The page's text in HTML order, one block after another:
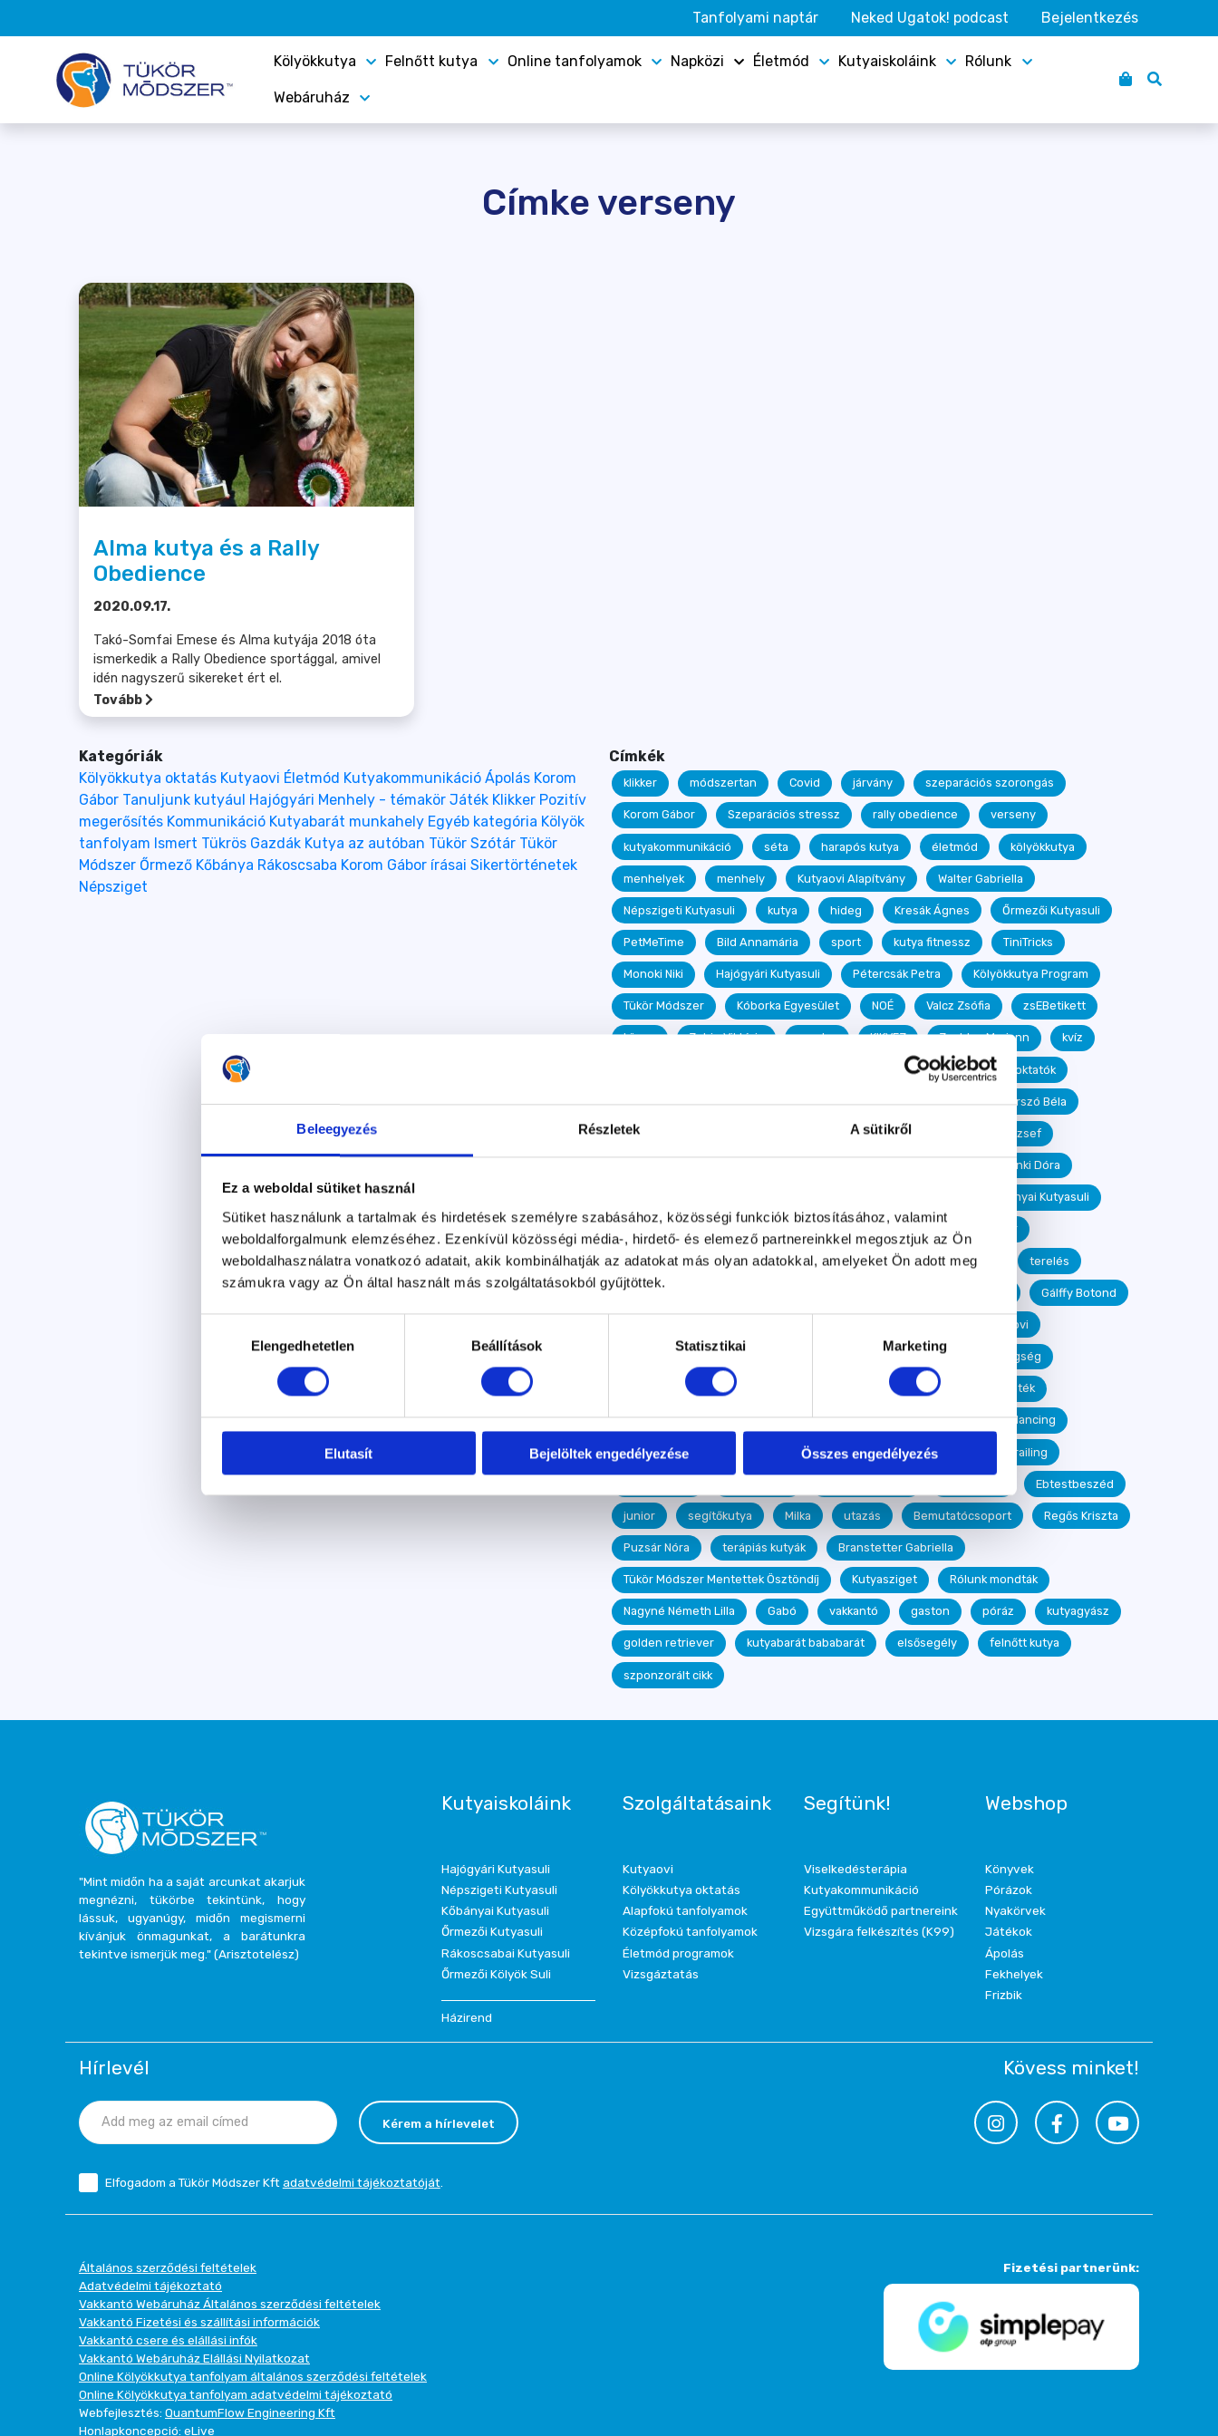
Beleegyezés Részletek A sütikről
Ez a weboldal sütiket használ
Sütiket használunk a tartalmak és hirdetések személyre szabásához, közösségi funkciók biztosításához, valamint
weboldalforgalmunk elemzéséhez. Ezenkívül közösségi média-, hirdető- és elemező partnereinkkel megosztjuk az Ön
weboldalhasználatra vonatkozó adatait, akik kombinálhatják az adatokat más olyan adatokkal, amelyeket Ön adott meg
számukra vagy az Ön által használt más szolgáltatásokból gyűjtöttek.
kiválasztásaElengedhetetlen Beállítások Statisztikai Marketing
Elutasít Bejelöltek engedélyezése Összes engedélyezés
Tanfolyami naptár Neked Ugatok! podcast Bejelentkezés
Kölyökkutya Felnőtt kutya Online tanfolyamok Napközi Életmód Kutyaiskoláink Rólunk
Webáruház
Címke verseny
Alma kutya és a Rally
Obedience
2020.09.17.
Takó-Somfai Emese és Alma kutyája 2018 óta
ismerkedik a Rally Obedience sportággal, amivel
idén nagyszerű sikereket ért el.
Tovább
Kategóriák
Kölyökkutya oktatás Kutyaovi Életmód Kutyakommunikáció Ápolás Korom
Gábor Tanuljunk kutyául Hajógyári Menhely - témakör Játék Klikker Pozitív
megerősítés Kommunikáció Kutyabarát munkahely Egyéb kategória Kölyök
tanfolyam Ismert Tükrös Gazdák Kutya az autóban Tükör Szótár Tükör
Módszer Őrmező Kőbánya Rákoscsaba Korom Gábor írásai Sikertörténetek
Népsziget
Címkék
klikker módszertan Covid járvány szeparációs szorongás
Korom Gábor Szeparációs stressz rally obedience verseny
kutyakommunikáció séta harapós kutya életmód kölyökkutya
menhelyek menhely Kutyaovi Alapítvány Walter Gabriella
Népszigeti Kutyasuli kutya hideg Kresák Ágnes Őrmezői Kutyasuli
PetMeTime Bild Annamária sport kutya fitnessz TiniTricks
Monoki Niki Hajógyári Kutyasuli Pétercsák Petra Kölyökkutya Program
Tükör Módszer Kóborka Egyesület NOÉ Valcz Zsófia zsEBetikett
könyv Zobin Viktória mentor KIKVEZ Zsoldos Mariann kvíz
Iskolavezetők és oktatók
Óbert Mária Köbányai Kutyasuli Rákoscsabai Kutyasuli Urszó Béla
Ápolás Frei Szilvia beagle Kling József
Sztarenki Dóra
Kőbányai Kutyasuli
Száraz Kata Varga Balázs puller
Dancsó Ágnes Takó Attila hőség Sáfrány Annamária terelés
Kiss Barbara Gálffy Botond
kutyaovi
megelőzés betegség
egészséges étrend táplálkozás játék
Királyfai Zsu fogadj örökbe egészségügyi kisokos dog dancing
Hazafi Dorka Kelecsényi Detti szenior agility mantrailing
Ebtestbeszéd
junior segítőkutya Milka utazás Bemutatócsoport Regős Kriszta
Puzsár Nóra terápiás kutyák Branstetter Gabriella
Tükör Módszer Mentettek Ösztöndíj Kutyasziget Rólunk mondták
Nagyné Németh Lilla Gabó vakkantó gaston póráz kutyagyász
golden retriever kutyabarát bababarát elsősegély felnőtt kutya
szponzorált cikk
"Mint midőn ha a saját arcunkat akarjuk
megnézni, tükörbe tekintünk, hogy
lássuk, ugyanúgy, midőn megismerni
kívánjuk önmagunkat, a barátunkra
tekintve ismerjük meg." (Arisztotelész)
Kutyaiskoláink
Hajógyári Kutyasuli
Népszigeti Kutyasuli
Kőbányai Kutyasuli
Őrmezői Kutyasuli
Rákoscsabai Kutyasuli
Őrmezői Kölyök Suli
Házirend
Szolgáltatásaink
Kutyaovi
Kölyökkutya oktatás
Alapfokú tanfolyamok
Középfokú tanfolyamok
Életmód programok
Vizsgáztatás
Segítünk!
Viselkedésterápia
Kutyakommunikáció
Együttműködő partnereink
Vizsgára felkészítés (K99)
Webshop
Könyvek
Pórázok
Nyakörvek
Játékok
Ápolás
Fekhelyek
Frizbik
Hírlevél
Kérem a hírlevelet
Elfogadom a Tükör Módszer Kftadatvédelmi tájékoztatóját.
Kövess minket!
Általános szerződési feltételek
Adatvédelmi tájékoztató
Vakkantó Webáruház Általános szerződési feltételek
Vakkantó Fizetési és szállítási információk
Vakkantó csere és elállási infók
Vakkantó Webáruház Elállási Nyilatkozat
Online Kölyökkutya tanfolyam általános szerződési feltételek
Online Kölyökkutya tanfolyam adatvédelmi tájékoztató
Webfejlesztés: QuantumFlow Engineering Kft
Honlapkoncepció: eLive
Fizetési partnerünk: